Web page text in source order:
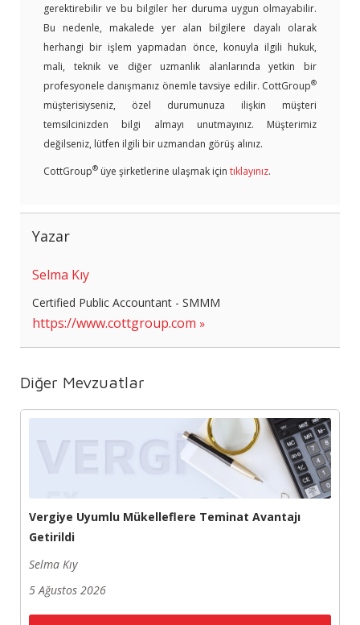
gerektirebilir ve bu bilgiler her duruma uygun olmayabilir.
Bu nedenle, makalede yer alan bilgilere dayalı olarak
herhangi bir işlem yapmadan önce, konuyla ilgili hukuk,
mali, teknik ve diğer uzmanlık alanlarında yetkin bir
profesyonele danışmanız önemle tavsiye edilir. CottGroup®
müşterisiyseniz, özel durumunuza ilişkin müşteri
temsilcinizden bilgi almayı unutmayınız. Müşterimiz
değilseniz, lütfen ilgili bir uzmandan görüş alınız.
CottGroup® üye şirketlerine ulaşmak için tıklayınız.
Yazar
Selma Kıy
Certified Public Accountant - SMMM
https://www.cottgroup.com
Diğer Mevzuatlar
Vergiye Uyumlu Mükelleflere Teminat Avantajı
Getirildi
Selma Kıy
5 Ağustos 2026